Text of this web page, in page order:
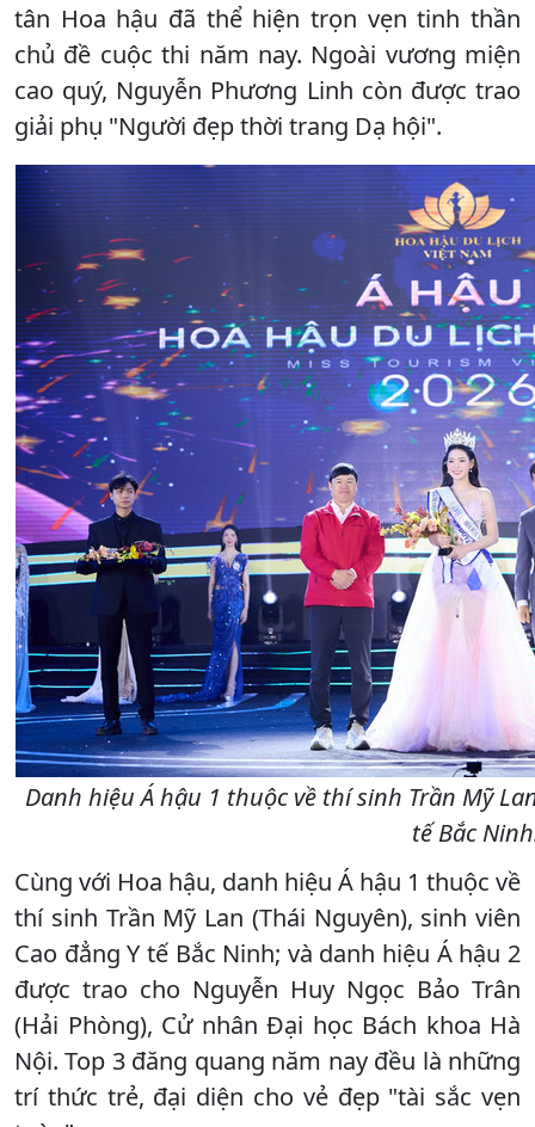
tân Hoa hậu đã thể hiện trọn vẹn tinh thần
chủ đề cuộc thi năm nay. Ngoài vương miện
cao quý, Nguyễn Phương Linh còn được trao
giải phụ "Người đẹp thời trang Dạ hội".
Danh hiệu Á hậu 1 thuộc về thí sinh Trần Mỹ
tế Bắc
Cùng với Hoa hậu, danh hiệu Á hậu 1 thuộc về
thí sinh Trần Mỹ Lan (Thái Nguyên), sinh viên
Cao đẳng Y tế Bắc Ninh; và danh hiệu Á hậu 2
được trao cho Nguyễn Huy Ngọc Bảo Trân
(Hải Phòng), Cử nhân Đại học Bách khoa Hà
Nội. Top 3 đăng quang năm nay đều là những
trí thức trẻ, đại diện cho vẻ đẹp "tài sắc vẹn